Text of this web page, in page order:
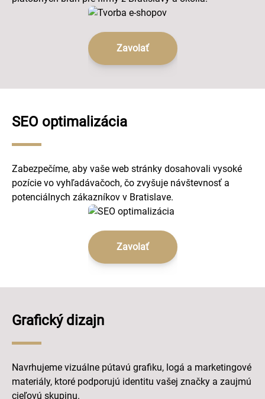
Zavolať
Zavolať
SEO optimalizácia
Zabezpečíme, aby vaše web stránky dosahovali vysoké
pozície vo vyhľadávačoch, čo zvyšuje návštevnosť a
potenciálnych zákazníkov v Bratislave.
Grafický dizajn
Navrhujeme vizuálne pútavú grafiku, logá a marketingové
materiály, ktoré podporujú identitu vašej značky a zaujmú
cieľovú skupinu.